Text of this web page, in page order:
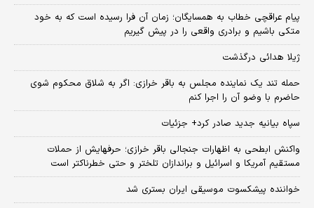
پیام عراقچی خطاب به همسایگان؛ زمان آن فرا رسیده است که به خود
متکی باشیم و برادری واقعی را در پیش گیریم
ژیلا هدائی درگذشت
حمله تند یک نماینده مجلس به باقر خرازی: اگر به شلاق محکوم شوی
حاضرم با وضو آن را اجرا کنم
سپاه بیانیه جدید صادر کرد+ جزئیات
واکنش ابطحی به اظهارات جنجالی باقر خرازی؛ حرفهایش از حملات
مستقیم آمریکا و اسرائیل و براندازان تلختر و حتی خطرناکتر است
خواننده پیشکسوت موسیقی ایران بستری شد